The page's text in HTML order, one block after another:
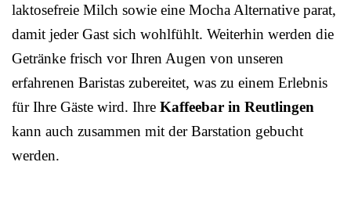
laktosefreie Milch sowie eine Mocha Alternative parat,
damit jeder Gast sich wohlfühlt. Weiterhin werden die
Getränke frisch vor Ihren Augen von unseren
erfahrenen Baristas zubereitet, was zu einem Erlebnis
für Ihre Gäste wird. Ihre Kaffeebar in Reutlingen
kann auch zusammen mit der Barstation gebucht
werden.